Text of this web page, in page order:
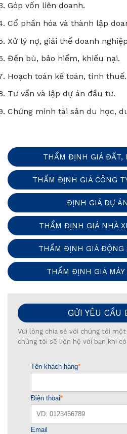
Góp vốn liên doanh.
Cổ phần hóa và thành lập
Xử lý nợ, giải thể doanh
Đền bù, bảo hiểm, khiếu nại.
Hoạch toán kế toán, tính thuế.
Tư vấn và lập dự án đầu tư.
Chứng minh tài sản du học,
THẨM ĐỊNH GIÁ ĐẤT,
THẨM ĐỊNH GIÁ CÔNG
ĐỊNH GIÁ DỰ
THẨM ĐỊNH GIÁ NHÀ
THẨM ĐỊNH GIÁ ĐỘNG
THẨM ĐỊNH GIÁ
GỬI YÊU CẦU
Vui lòng chia sẻ với chúng tôi
chúng tôi sẽ liên hệ với bạn khi